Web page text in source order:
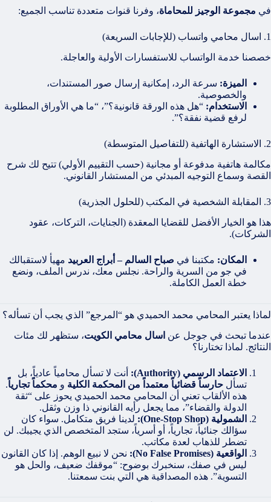
في مجموعة الوجيز للمحاماة، وفرنا قنوات متعددة تناسب الجميع:
1. اسال محامي واتساب (للإجابات السريعة)
خصصنا خدمة الواتساب للاستفسارات الأولية والعاجلة.
الميزة: سرعة الرد، إمكانية إرسال صور المستندات،
والخصوصية.
الاستخدام: “هل هذه الورقة قانونية؟”، “ما هي الأوراق المطلوبة
لرفع قضية نفقة؟”.
2. الاستشارة الهاتفية (للتفاصيل المتوسطة)
مكالمة هاتفية مدفوعة أو مجانية (حسب التقييم الأولي) تتيح لك شرح
القصة وسماع التوجيه المبدئي من المستشار القانوني.
3. المقابلة الشخصية في المكتب (للحلول الجذرية)
هذا هو الخيار الأفضل للقضايا المعقدة (الجنايات، التركات، عقود
الشركات).
المكان: مكتبنا في صباح السالم – أبراج العربيد مهيأ لاستقبالك
في جو من السرية والراحة. نجلس معك، ندرس الملف، ونضع
خطة العمل الكاملة.
لماذا يعتبر المحامي محمد الحميدي هو “المرجع” الذي يجب أن تسأله؟
عندما تبحث في جوجل عن اسال محامي الكويت، ستظهر لك مئات
النتائج. لماذا تختارنا؟
الاعتماد الرسمي (Authority):
أنت لا تسأل محامياً عادياً، بل
تسأل حارساً قضائياً معتمداً من المحكمة الكلية و محكماً تجارياً.
هذه الألقاب تعني أن المحامي محمد الحميدي يحوز على “ثقة
الدولة والقضاء”، مما يجعل رأيه القانوني ذا وزن وثقل.
الشمولية (One-Stop Shop):
لدينا فريق متكامل. سواء كان
سؤالك جنائياً، تجارياً، أو أسرياً، ستجد المتخصص الذي يجيبك. لن
تضطر للذهاب لعدة مكاتب.
الواقعية (No False Promises):
نحن لا نبيع الوهم. إذا كان القانون
ليس في صفك، سنخبرك بوضوح: “موقفك ضعيف، والحل هو
التسوية”. هذه المصداقية هي التي بنت سمعتنا.